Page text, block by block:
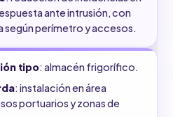
ante intrusión, con
según perímetro y accesos.
tipo: almacén frigorífico.
: instalación en área
portuarios y zonas de